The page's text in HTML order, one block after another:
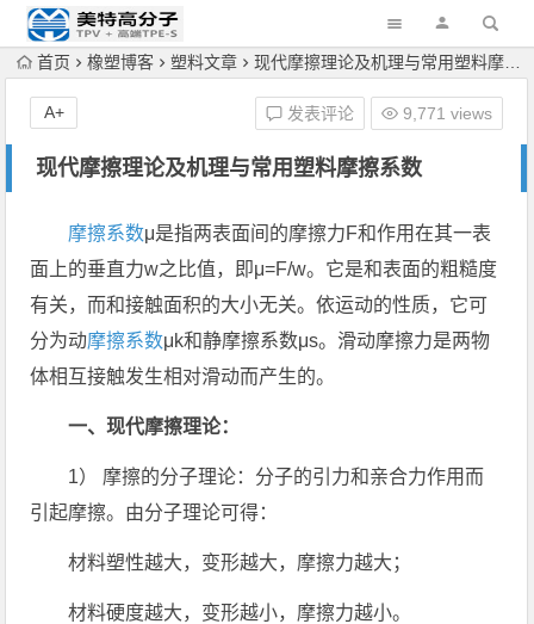
首页 橡塑博客 塑料文章 现代摩擦理论及机理与常用塑料摩擦系数
现代摩擦理论及机理与常用塑料摩擦系数
发表评论 9,771 views
A+
摩擦系数μ是指两表面间的摩擦力F和作用在其一表
面上的垂直力w之比值，即μ=F/w。它是和表面的粗糙度
有关，而和接触面积的大小无关。依运动的性质，它可
分为动摩擦系数μk和静摩擦系数μs。滑动摩擦力是两物
体相互接触发生相对滑动而产生的。
一、现代摩擦理论：
1） 摩擦的分子理论：分子的引力和亲合力作用而
引起摩擦。由分子理论可得：
材料塑性越大，变形越大，摩擦力越大；
材料硬度越大，变形越小，摩擦力越小。